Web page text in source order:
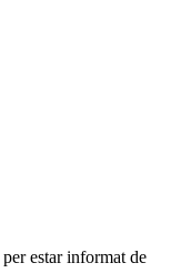
per estar informat de